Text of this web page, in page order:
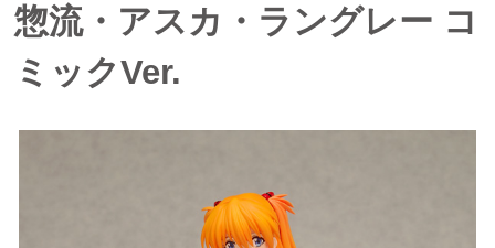
惣流・アスカ・ラングレー コ
ミックVer.